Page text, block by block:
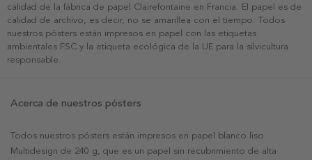
calidad de la fábrica de papel Clairefontaine en Francia. El papel es de
calidad de archivo, es decir, no se amarillea con el tiempo. Todos
nuestros pósters están impresos en papel con las etiquetas
ambientales FSC y la etiqueta ecológica de la UE para la silvicultura
responsable.
Acerca de nuestros pósters
Todos nuestros pósters están impresos en papel blanco liso
Multidesign de 240 g, que es un papel sin recubrimiento de alta